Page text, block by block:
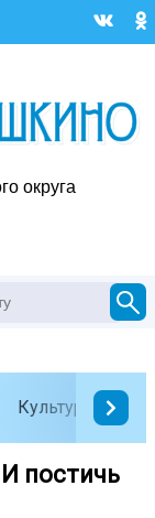
Культура
постичь